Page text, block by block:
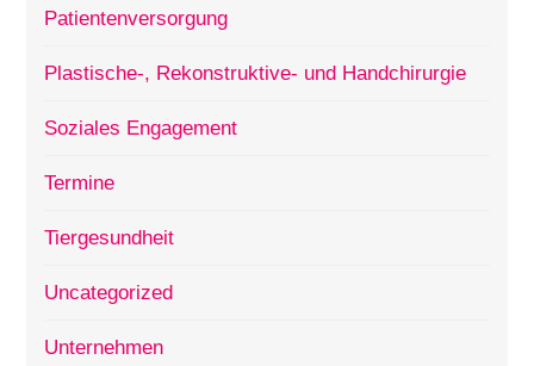
Patientenversorgung
Plastische-, Rekonstruktive- und Handchirurgie
Soziales Engagement
Termine
Tiergesundheit
Uncategorized
Unternehmen